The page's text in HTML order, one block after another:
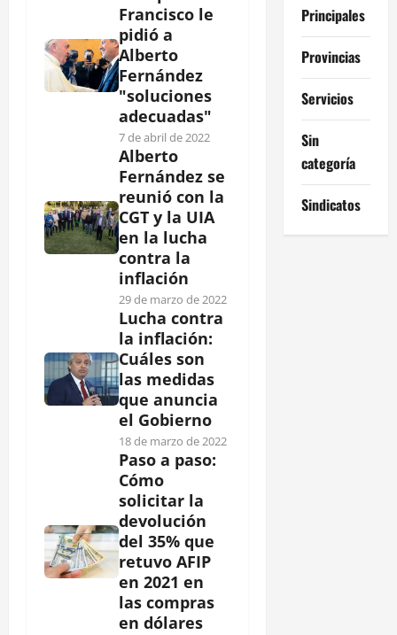
Francisco le
pidió a
Alberto
Fernández
"soluciones
adecuadas"
7 de abril de 2022
Alberto
Fernández se
reunió con la
CGT y la UIA
en la lucha
contra la
inflación
29 de marzo de 2022
Lucha contra
la inflación:
Cuáles son
las medidas
que anuncia
el Gobierno
18 de marzo de 2022
Paso a paso:
Cómo
solicitar la
devolución
del 35% que
retuvo AFIP
en 2021 en
las compras
en dólares
Principales
Provincias
Servicios
Sin
categoría
Sindicatos